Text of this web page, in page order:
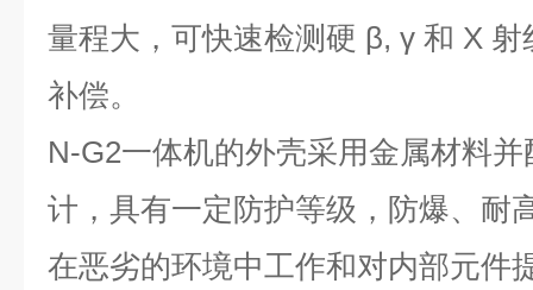
量程大，可快速检测硬 β, γ 和 Χ
补偿。
N-G2一体机的外壳采用金属材料
计，具有一定防护等级，防爆、耐
在恶劣的环境中工作和对内部元件